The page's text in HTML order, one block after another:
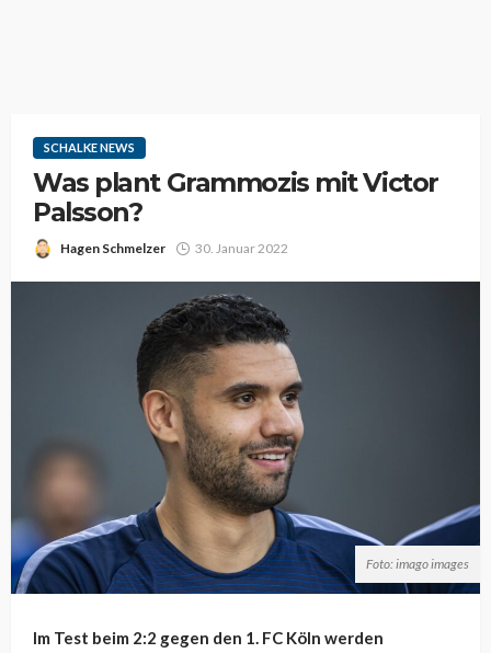
SCHALKE NEWS
Was plant Grammozis mit Victor
Palsson?
Hagen Schmelzer 30. Januar 2022
Foto: imago images
Im Test beim 2:2 gegen den 1. FC Köln werden